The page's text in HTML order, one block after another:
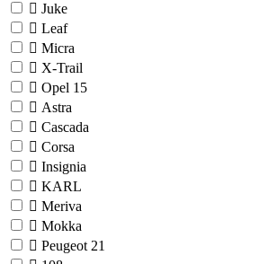
Juke
Leaf
Micra
X-Trail
Opel 15
Astra
Cascada
Corsa
Insignia
KARL
Meriva
Mokka
Peugeot 21